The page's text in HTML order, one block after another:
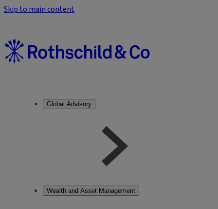
Skip to main content
Global Advisory
Wealth and Asset Management